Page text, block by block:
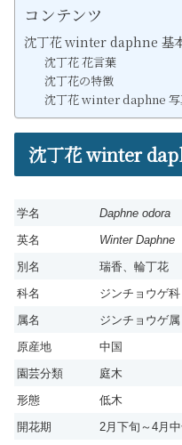
コンテンツ
沈丁花 winter daphne 基
沈丁花 花言葉
沈丁花の特徴
沈丁花 winter daphne 写
沈丁花 winter
学名
Daphne odora
英名
Winter Daphne
別名
瑞香、輪丁花
科名
ジンチョウゲ科
属名
ジンチョウゲ属
原産地
中国
園芸分類
庭木
形態
低木
開花期
2月下旬～4月